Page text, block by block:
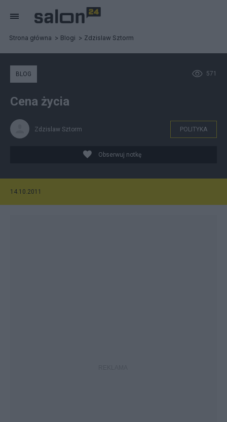
Strona główna Blogi Zdzislaw Sztorm
571
BLOG
Cena życia
Zdzislaw Sztorm POLITYKA
Obserwuj notkę
14.10.2011